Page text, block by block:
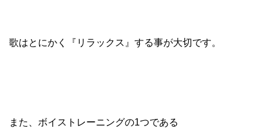
歌はとにかく『リラックス』する事が大切です。
また、ボイストレーニングの1つである